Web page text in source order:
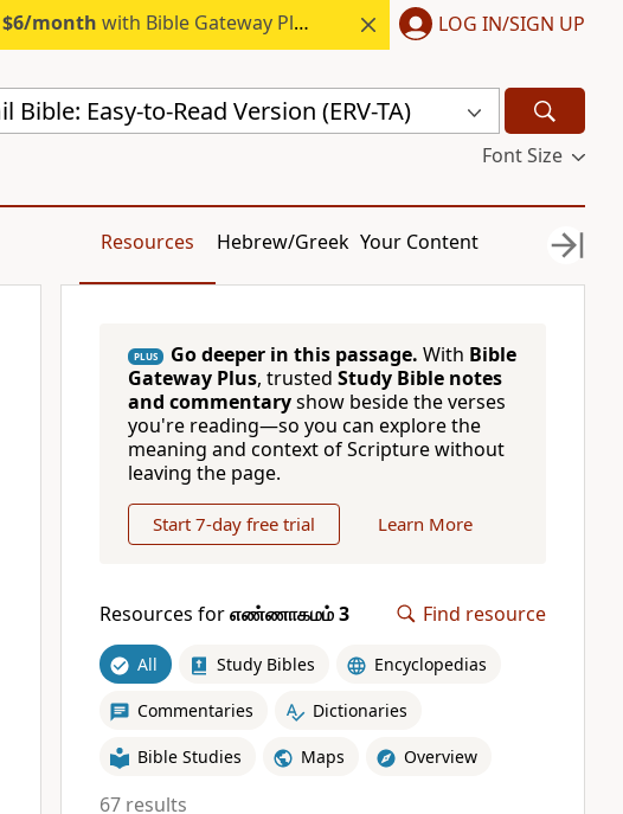
month with Bible Gateway Plus. LOG IN/SIGN UP
Bible: Easy-to-Read Version (ERV-TA)
Font Size
Resources Hebrew/Greek Your Content
PLUS Go deeper in this passage. With Bible
Gateway Plus, trusted Study Bible notes
and commentaryshow beside the verses
you're reading—so you can explore the
meaning and context of Scripture without
leaving the page.
Start 7-day free trial Learn More
Resources forஎண்ணாகமம் 3 Find resource
All Study Bibles Encyclopedias
Commentaries Dictionaries
Bible Studies Maps Overview
67 results